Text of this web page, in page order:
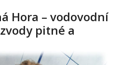
Hora – vodovodní
pitné a